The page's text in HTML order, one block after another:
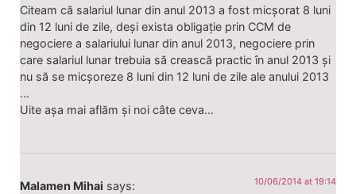
Citeam că salariul lunar din anul 2013 a fost micșorat 8 luni
din 12 luni de zile, deși exista obligație prin CCM de
negociere a salariului lunar din anul 2013, negociere prin
care salariul lunar trebuia să crească practic în anul 2013 și
nu să se micșoreze 8 luni din 12 luni de zile ale anului 2013
…
Uite așa mai aflăm și noi câte ceva…
Malamen Mihai says: 10/06/2014 at 19:14